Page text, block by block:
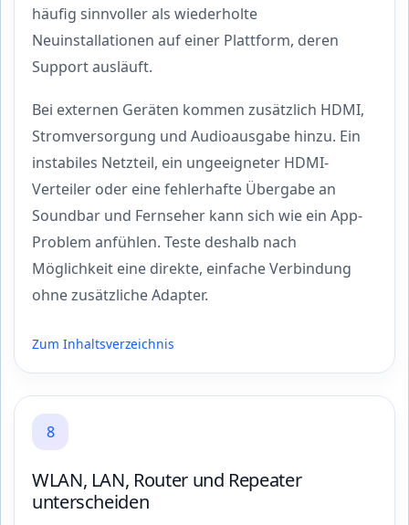
häufig sinnvoller als wiederholte
Neuinstallationen auf einer Plattform, deren
Support ausläuft.
Bei externen Geräten kommen zusätzlich HDMI,
Stromversorgung und Audioausgabe hinzu. Ein
instabiles Netzteil, ein ungeeigneter HDMI-
Verteiler oder eine fehlerhafte Übergabe an
Soundbar und Fernseher kann sich wie ein App-
Problem anfühlen. Teste deshalb nach
Möglichkeit eine direkte, einfache Verbindung
ohne zusätzliche Adapter.
Zum Inhaltsverzeichnis
8
WLAN, LAN, Router und Repeater
unterscheiden